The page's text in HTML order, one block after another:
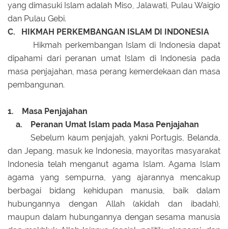
yang dimasuki Islam adalah Miso, Jalawati, Pulau Waigio
dan Pulau Gebi.
C. HIKMAH PERKEMBANGAN ISLAM DI INDONESIA
Hikmah perkembangan Islam di Indonesia dapat
dipahami dari peranan umat Islam di Indonesia pada
masa penjajahan, masa perang kemerdekaan dan masa
pembangunan.
1. Masa Penjajahan
a. Peranan Umat Islam pada Masa Penjajahan
Sebelum kaum penjajah, yakni Portugis, Belanda,
dan Jepang, masuk ke Indonesia, mayoritas masyarakat
Indonesia telah menganut agama Islam. Agama Islam
agama yang sempurna, yang ajarannya mencakup
berbagai bidang kehidupan manusia, baik dalam
hubungannya dengan Allah (akidah dan ibadah),
maupun dalam hubungannya dengan sesama manusia